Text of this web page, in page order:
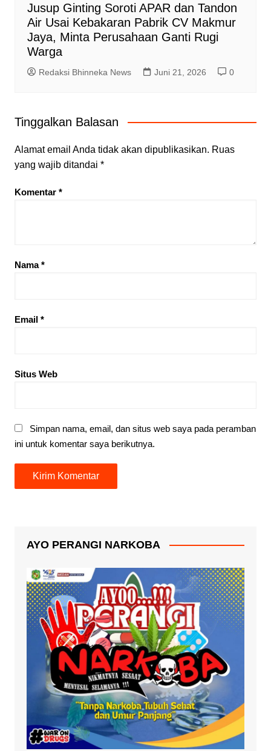
Jusup Ginting Soroti APAR dan Tandon
Air Usai Kebakaran Pabrik CV Makmur
Jaya, Minta Perusahaan Ganti Rugi
Warga
Redaksi Bhinneka News Juni 21, 2026 0
Tinggalkan Balasan
Alamat email Anda tidak akan dipublikasikan. Ruas
yang wajib ditandai *
Komentar *
Nama*
Email *
Situs Web
Simpan nama, email, dan situs web saya pada peramban
ini untuk komentar saya berikutnya.
AYO PERANGI NARKOBA